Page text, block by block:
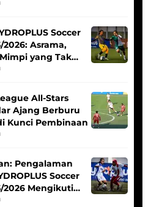
Soccer
2026: Asrama,
yang Tak
All-Stars
Ajang Berburu
Kunci Pembinaan
Pengalaman
Soccer
2026 Mengikuti
Putri